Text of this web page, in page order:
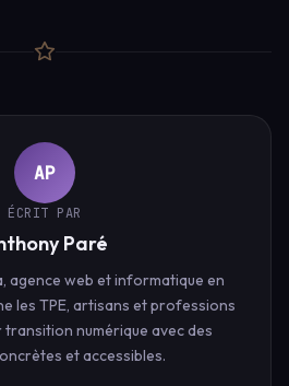
AP
ÉCRIT PAR
Paré
agence web et informatique en
les TPE, artisans et professions
numérique avec des
et accessibles.